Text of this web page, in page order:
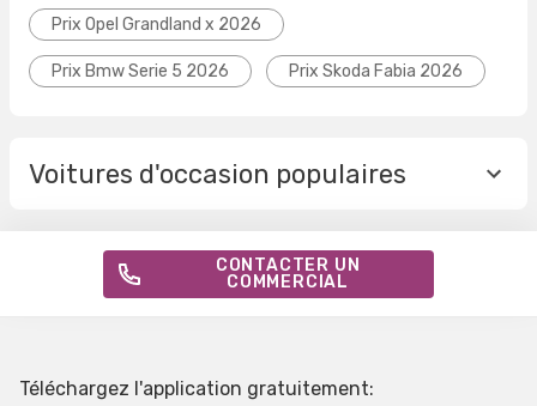
Prix Opel Grandland x 2026
Prix Bmw Serie 5 2026 Prix Skoda Fabia 2026
Voitures d'occasion populaires
CONTACTER UN
COMMERCIAL
Téléchargez l'application gratuitement: